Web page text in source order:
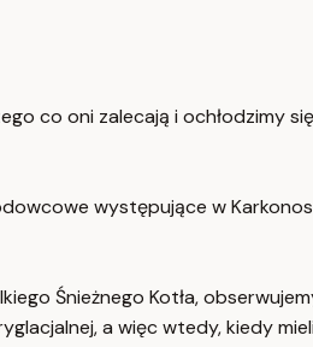
co oni zalecają i ochłodzimy
występujące w
Śnieżnego Kotła,
a więc wtedy, kiedy